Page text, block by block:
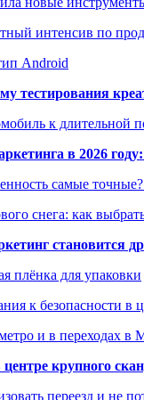
интенсив по
Android
тестирования
к длительной
в 2026
самые
снега: как
становится
плёнка для упаковки
к безопасности в
и в переходах в
крупного
переезд и не